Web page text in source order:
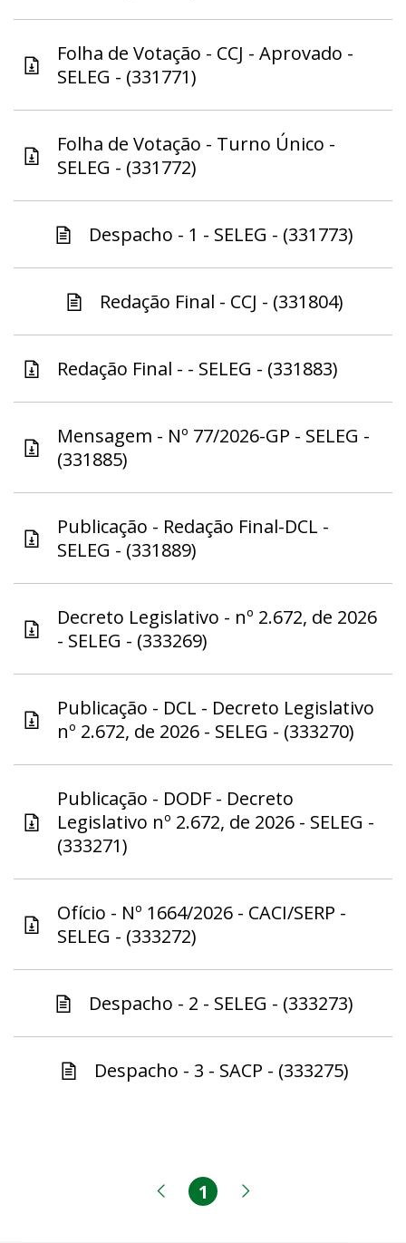
Folha de Votação - CCJ - Aprovado -
SELEG - (331771)
Folha de Votação - Turno Único -
SELEG - (331772)
Despacho - 1 - SELEG - (331773)
Redação Final - CCJ - (331804)
Redação Final - - SELEG - (331883)
Mensagem - Nº 77/2026-GP - SELEG -
(331885)
Publicação - Redação Final-DCL -
SELEG - (331889)
Decreto Legislativo - nº 2.672, de 2026
- SELEG - (333269)
Publicação - DCL - Decreto Legislativo
nº 2.672, de 2026 - SELEG - (333270)
Publicação - DODF - Decreto
Legislativo nº 2.672, de 2026 - SELEG -
(333271)
Ofício - Nº 1664/2026 - CACI/SERP -
SELEG - (333272)
Despacho - 2 - SELEG - (333273)
Despacho - 3 - SACP - (333275)
Página anterior
Página
1